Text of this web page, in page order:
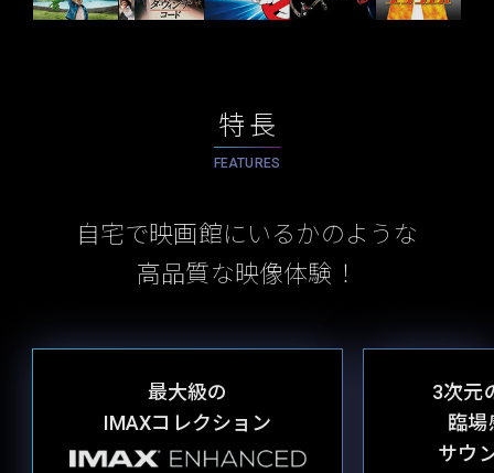
特長
FEATURES
自宅で映画館にいるかのような
高品質な映像体験！
最大級の
IMAXコレクション
3次元
臨
サウ